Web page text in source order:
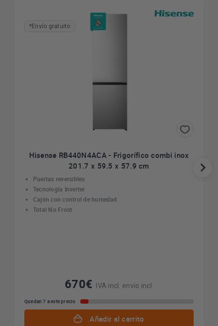
*Envío gratuito
Hisense RB440N4ACA - Frigorífico combi inox
201.7 x 59.5 x 57.9 cm
Puertas reversibles
Tecnología Inverter
Cajón con control de humedad
Total No Frost
670€ IVA incl. envío incl.
Quedan 7 a este precio
Añadir al carrito